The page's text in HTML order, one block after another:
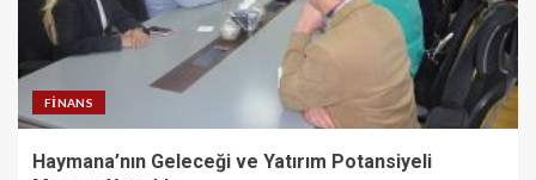
FINANS
Haymana’nın Geleceği ve Yatırım Potansiyeli